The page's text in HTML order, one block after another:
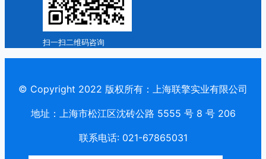
扫一扫二维码咨询
© Copyright 2022 版权所有：上海联擎实业有限公司
地址：上海市松江区沈砖公路 5555 号 8 号 206
联系电话: 021-67865031